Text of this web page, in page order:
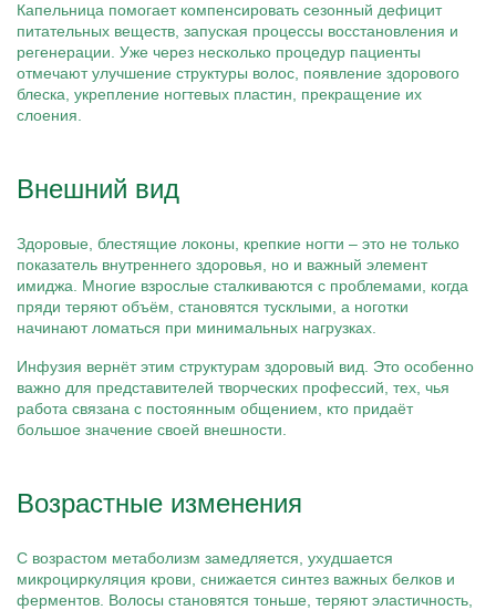
Капельница помогает компенсировать сезонный дефицит
питательных веществ, запуская процессы восстановления и
регенерации. Уже через несколько процедур пациенты
отмечают улучшение структуры волос, появление здорового
блеска, укрепление ногтевых пластин, прекращение их
слоения.
Внешний вид
Здоровые, блестящие локоны, крепкие ногти – это не только
показатель внутреннего здоровья, но и важный элемент
имиджа. Многие взрослые сталкиваются с проблемами, когда
пряди теряют объём, становятся тусклыми, а ноготки
начинают ломаться при минимальных нагрузках.
Инфузия вернёт этим структурам здоровый вид. Это особенно
важно для представителей творческих профессий, тех, чья
работа связана с постоянным общением, кто придаёт
большое значение своей внешности.
Возрастные изменения
С возрастом метаболизм замедляется, ухудшается
микроциркуляция крови, снижается синтез важных белков и
ферментов. Волосы становятся тоньше, теряют эластичность,